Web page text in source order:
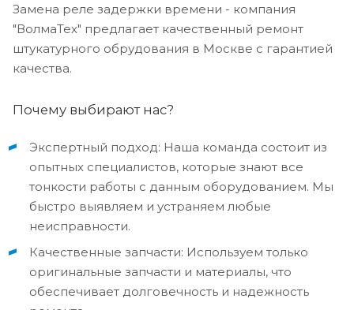
Замена реле задержки времени - компания
"ВолмаТех" предлагает качественный ремонт
штукатурного обрудования в Москве с гарантией
качества.
Почему выбирают нас?
Экспертный подход: Наша команда состоит из
опытных специалистов, которые знают все
тонкости работы с данным оборудованием. Мы
быстро выявляем и устраняем любые
неисправности.
Качественные запчасти: Используем только
оригинальные запчасти и материалы, что
обеспечивает долговечность и надежность